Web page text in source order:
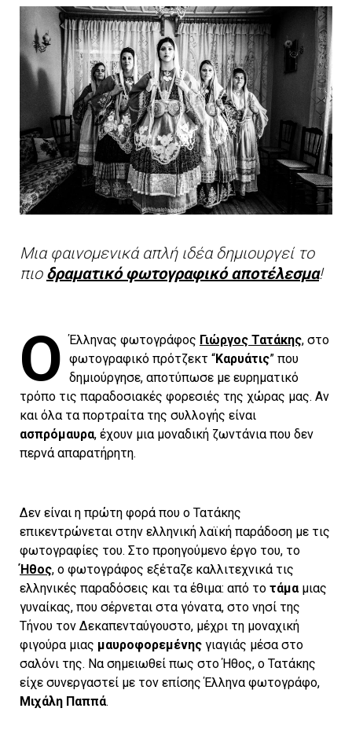
Μια φαινομενικά απλή ιδέα δημιουργεί το
πιο δραματικό φωτογραφικό αποτέλεσμα!
Ο Έλληνας φωτογράφος Γιώργος Τατάκης, στο
φωτογραφικό πρότζεκτ “Καρυάτις” που
δημιούργησε, αποτύπωσε με ευρηματικό
τρόπο τις παραδοσιακές φορεσιές της χώρας μας. Αν
και όλα τα πορτραίτα της συλλογής είναι
ασπρόμαυρα, έχουν μια μοναδική ζωντάνια που δεν
περνά απαρατήρητη.
Δεν είναι η πρώτη φορά που ο Τατάκης
επικεντρώνεται στην ελληνική λαϊκή παράδοση με τις
φωτογραφίες του. Στο προηγούμενο έργο του, το
Ήθος, ο φωτογράφος εξέταζε καλλιτεχνικά τις
ελληνικές παραδόσεις και τα έθιμα: από το τάμαμιας
γυναίκας, που σέρνεται στα γόνατα, στο νησί της
Τήνου τον Δεκαπενταύγουστο, μέχρι τη μοναχική
φιγούρα μιας μαυροφορεμένης γιαγιάς μέσα στο
σαλόνι της. Να σημειωθεί πως στο Ήθος, ο Τατάκης
είχε συνεργαστεί με τον επίσης Έλληνα φωτογράφο,
Μιχάλη Παππά.